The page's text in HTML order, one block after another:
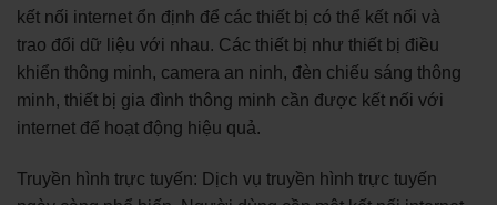
kết nối internet ổn định để các thiết bị có thể kết nối và
trao đổi dữ liệu với nhau. Các thiết bị như thiết bị điều
khiển thông minh, camera an ninh, đèn chiếu sáng thông
minh, thiết bị gia đình thông minh cần được kết nối với
internet để hoạt động hiệu quả.
Truyền hình trực tuyến: Dịch vụ truyền hình trực tuyến